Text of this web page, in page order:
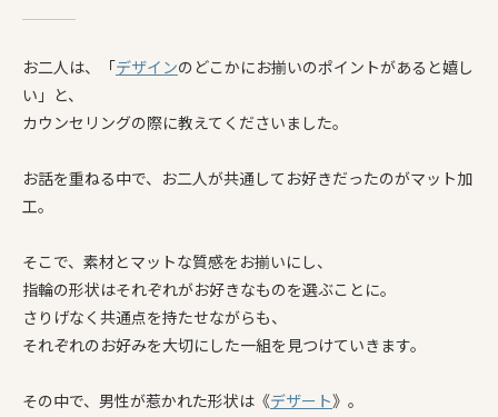
お二人は、「デザインのどこかにお揃いのポイントがあると嬉し
い」と、
カウンセリングの際に教えてくださいました。
お話を重ねる中で、お二人が共通してお好きだったのがマット加
工。
そこで、素材とマットな質感をお揃いにし、
指輪の形状はそれぞれがお好きなものを選ぶことに。
さりげなく共通点を持たせながらも、
それぞれのお好みを大切にした一組を見つけていきます。
その中で、男性が惹かれた形状は《デザート》。